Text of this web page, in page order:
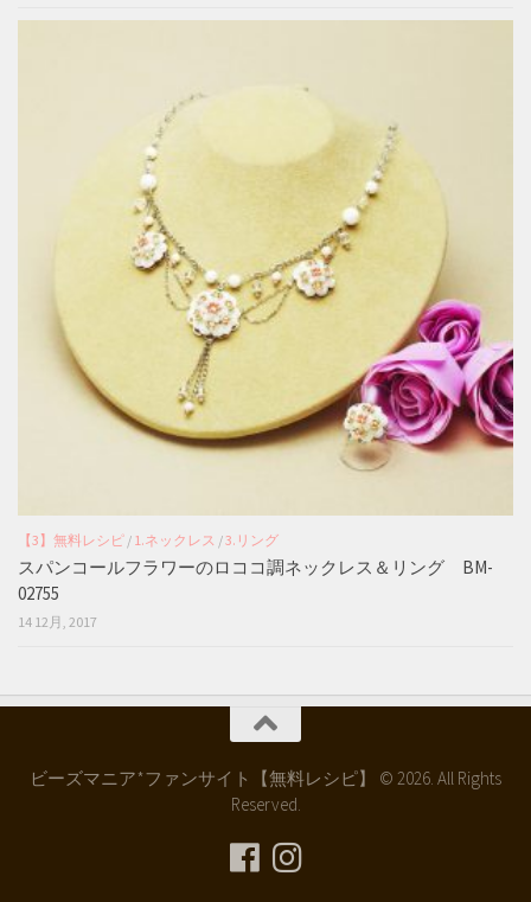
【3】無料レシピ / 1.ネックレス /3.リング
スパンコールフラワーのロココ調ネックレス＆リング BM-
02755
14 12月, 2017
ビーズマニア*ファンサイト【無料レシピ】 © 2026. All Rights
Reserved.